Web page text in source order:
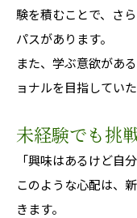
験を積むことで、さ
パスがあります。
また、学ぶ意欲があ
ョナルを目指してい
未経験でも挑
「興味はあるけど自
このような心配は、
きます。